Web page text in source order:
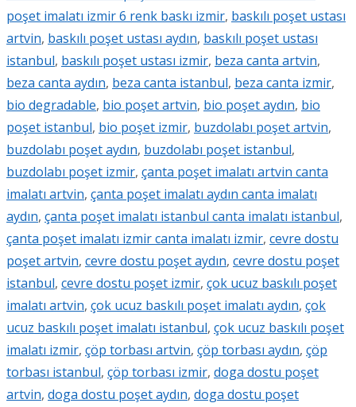
poşet imalatı izmir 6 renk baskı izmir, baskılı poşet ustası
artvin, baskılı poşet ustası aydın, baskılı poşet ustası
istanbul, baskılı poşet ustası izmir, beza canta artvin,
beza canta aydın, beza canta istanbul, beza canta izmir,
bio degradable, bio poşet artvin, bio poşet aydın, bio
poşet istanbul, bio poşet izmir, buzdolabı poşet artvin,
buzdolabı poşet aydın, buzdolabı poşet istanbul,
buzdolabı poşet izmir, çanta poşet imalatı artvin canta
imalatı artvin, çanta poşet imalatı aydın canta imalatı
aydın, çanta poşet imalatı istanbul canta imalatı istanbul,
çanta poşet imalatı izmir canta imalatı izmir, cevre dostu
poşet artvin, cevre dostu poşet aydın, cevre dostu poşet
istanbul, cevre dostu poşet izmir, çok ucuz baskılı poşet
imalatı artvin, çok ucuz baskılı poşet imalatı aydın, çok
ucuz baskılı poşet imalatı istanbul, çok ucuz baskılı poşet
imalatı izmir, çöp torbası artvin, çöp torbası aydın, çöp
torbası istanbul, çöp torbası izmir, doga dostu poşet
artvin, doga dostu poşet aydın, doga dostu poşet